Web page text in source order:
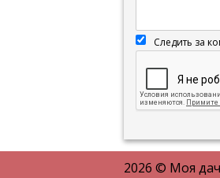
Следить за
2026 © Моя